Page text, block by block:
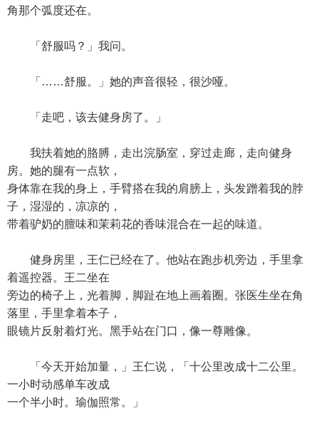
角那个弧度还在。
「舒服吗？」我问。
「……舒服。」她的声音很轻，很沙哑。
「走吧，该去健身房了。」
我扶着她的胳膊，走出浣肠室，穿过走廊，走向健身
房。她的腿有一点软，
身体靠在我的身上，手臂搭在我的肩膀上，头发蹭着我的脖
子，湿湿的，凉凉的，
带着驴奶的膻味和茉莉花的香味混合在一起的味道。
健身房里，王仁已经在了。他站在跑步机旁边，手里拿
着遥控器。王二坐在
旁边的椅子上，光着脚，脚趾在地上画着圈。张医生坐在角
落里，手里拿着本子，
眼镜片反射着灯光。黑手站在门口，像一尊雕像。
「今天开始加量，」王仁说，「十公里改成十二公里。
一小时动感单车改成
一个半小时。瑜伽照常。」